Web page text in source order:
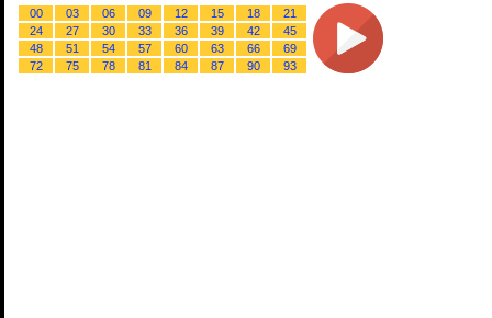
00 03 06 09 12 15 18
21
24
27 30 33 36 39 42
45
48
51 54 57 60 63 66
69
72
75 78 81 84 87 90 93